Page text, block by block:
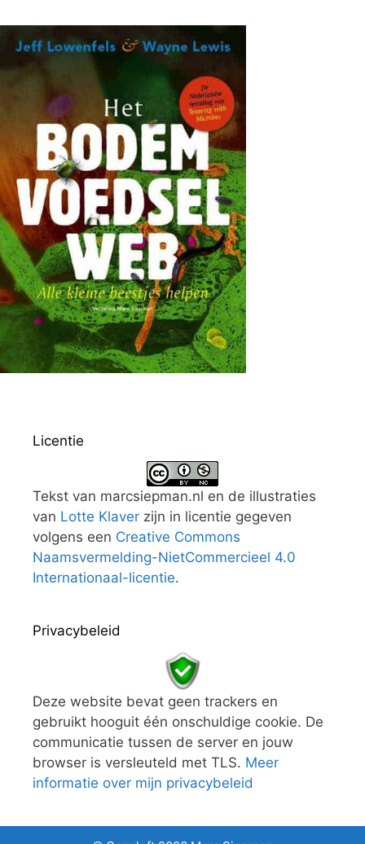
Licentie
Tekst van marcsiepman.nl en de illustraties
van Lotte Klaver zijn in licentie gegeven
volgens een Creative Commons
Naamsvermelding-NietCommercieel 4.0
Internationaal-licentie.
Privacybeleid
Deze website bevat geen trackers en
gebruikt hooguit één onschuldige cookie. De
communicatie tussen de server en jouw
browser is versleuteld met TLS. Meer
informatie over mijn privacybeleid